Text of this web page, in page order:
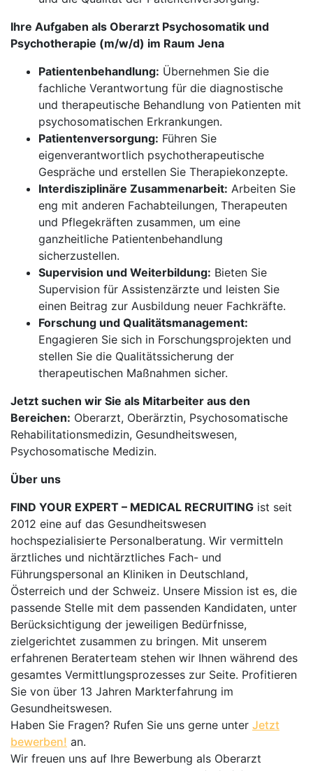
Ihre Aufgaben als Oberarzt Psychosomatik und
Psychotherapie (m/w/d) im Raum Jena
Patientenbehandlung: Übernehmen Sie die
fachliche Verantwortung für die diagnostische
und therapeutische Behandlung von Patienten mit
psychosomatischen Erkrankungen.
Patientenversorgung: Führen Sie
eigenverantwortlich psychotherapeutische
Gespräche und erstellen Sie Therapiekonzepte.
Interdisziplinäre Zusammenarbeit: Arbeiten Sie
eng mit anderen Fachabteilungen, Therapeuten
und Pflegekräften zusammen, um eine
ganzheitliche Patientenbehandlung
sicherzustellen.
Supervision und Weiterbildung: Bieten Sie
Supervision für Assistenzärzte und leisten Sie
einen Beitrag zur Ausbildung neuer Fachkräfte.
Forschung und Qualitätsmanagement:
Engagieren Sie sich in Forschungsprojekten und
stellen Sie die Qualitätssicherung der
therapeutischen Maßnahmen sicher.
Jetzt suchen wir Sie als Mitarbeiter aus den
Bereichen: Oberarzt, Oberärztin, Psychosomatische
Rehabilitationsmedizin, Gesundheitswesen,
Psychosomatische Medizin.
Über uns
FIND YOUR EXPERT – MEDICAL RECRUITING ist seit
2012 eine auf das Gesundheitswesen
hochspezialisierte Personalberatung. Wir vermitteln
ärztliches und nichtärztliches Fach- und
Führungspersonal an Kliniken in Deutschland,
Österreich und der Schweiz. Unsere Mission ist es, die
passende Stelle mit dem passenden Kandidaten, unter
Berücksichtigung der jeweiligen Bedürfnisse,
zielgerichtet zusammen zu bringen. Mit unserem
erfahrenen Beraterteam stehen wir Ihnen während des
gesamtes Vermittlungsprozesses zur Seite. Profitieren
Sie von über 13 Jahren Markterfahrung im
Gesundheitswesen.
Haben Sie Fragen? Rufen Sie uns gerne unter Jetzt
bewerben! an.
Wir freuen uns auf Ihre Bewerbung als Oberarzt